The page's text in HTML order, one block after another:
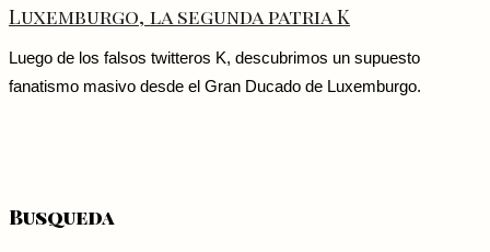
Luxemburgo, la segunda patria K
Luego de los falsos twitteros K, descubrimos un supuesto
fanatismo masivo desde el Gran Ducado de Luxemburgo.
Busqueda